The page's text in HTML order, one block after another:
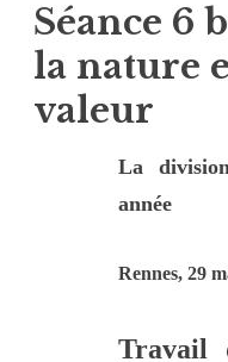
Séance 6
la nature
valeur
La
année
Rennes, 29
Travail